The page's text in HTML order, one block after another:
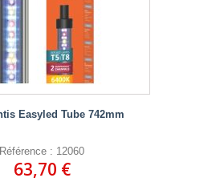
Easyled Tube 742mm
Référence : 12060
63,70 €